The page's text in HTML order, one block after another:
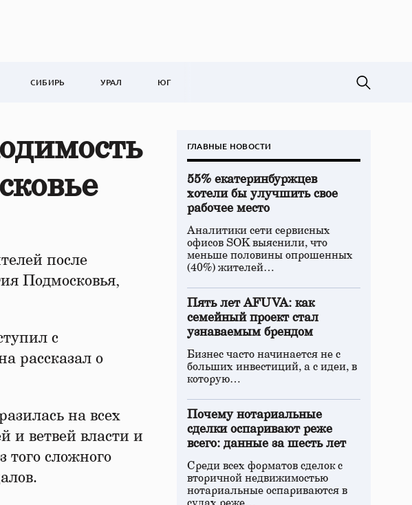
СИБИРЬ УРАЛ ЮГ
после
Подмосковья,
с
рассказал о
на всех
и ветвей власти и
того сложного
ГЛАВНЫЕ НОВОСТИ
55% екатеринбуржцев
хотели бы улучшить свое
рабочее место
Аналитики сети сервисных
офисов SOK выяснили, что
меньше половины опрошенных
(40%) жителей…
Пять лет AFUVA: как
семейный проект стал
узнаваемым брендом
Бизнес часто начинается не с
больших инвестиций, а с идеи, в
которую…
Почему нотариальные
сделки оспаривают реже
всего: данные за шесть лет
Среди всех форматов сделок с
вторичной недвижимостью
нотариальные оспариваются в